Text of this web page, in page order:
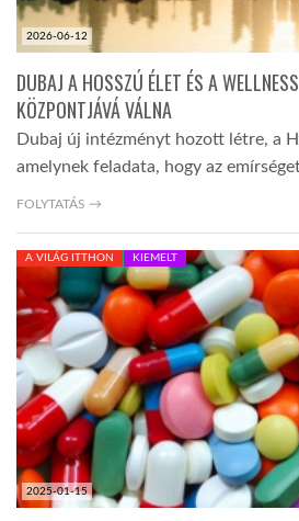
GLOBOTV BP
HÍR3D
TROPICALMAGAZIN
GLOBOTV
AFRIKA TUDÁSTÁR
2026-06-12
DUBAJ A HOSSZÚ ÉLET ÉS A
KÖZPONTJÁVÁ VÁLNA
Dubaj új intézményt hozott létre, a
amelynek feladata, hogy az
FOLYTATÁS →
2025-01-15
A VILÁG ITTHON KIEMELT